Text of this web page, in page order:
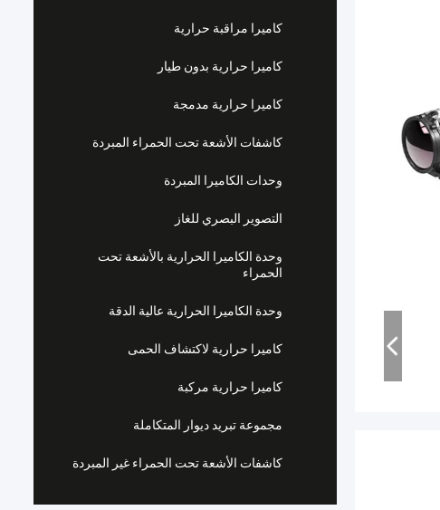
كاميرا مراقبة حرارية
كاميرا حرارية بدون طيار
كاميرا حرارية مدمجة
كاشفات الأشعة تحت الحمراء المبردة
وحدات الكاميرا المبردة
التصوير البصري للغاز
وحدة الكاميرا الحرارية بالأشعة تحت
الحمراء
وحدة الكاميرا الحرارية عالية الدقة
كاميرا حرارية لاكتشاف الحمى
كاميرا حرارية مركبة
مجموعة تبريد ديوار المتكاملة
كاشفات الأشعة تحت الحمراء غير المبردة